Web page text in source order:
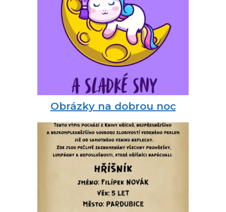
Obrázky na dobrou noc